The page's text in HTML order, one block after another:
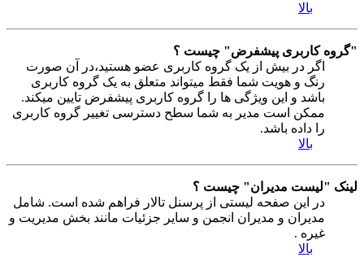
بالا
"گروه کاربری پیشفرض" چیست ؟
اگر در بیش از یک گروه کاربری عضو هستید،در آن صورت
رنگ و هویت شما فقط میتواند متعلق به یک گروه کاربری
باشد و این ویژگی ها را گروه کاربری پیشفرض تایین میکند.
ممکن است مدیر به شما سطح دسترسی تغییر گروه کاربری
را داده باشد.
بالا
لینک "لیست مدیران" چیست ؟
در این صفحه لیستی از پرسنل تالار فراهم شده است. شامل
مدیران و مدیران انجمن و سایر جزئیات مانند بخش مدیریت و
غیره .
بالا